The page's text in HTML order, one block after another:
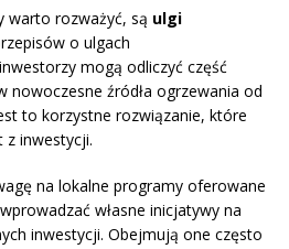
warto rozważyć, są ulgi
o ulgach
mogą odliczyć część
nowoczesne źródła ogrzewania od
to korzystne rozwiązanie, które
z inwestycji.
na lokalne programy oferowane
własne inicjatywy na
inwestycji. Obejmują one często